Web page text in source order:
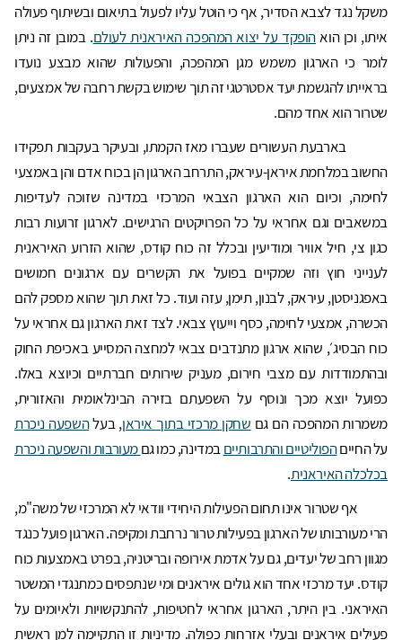
משקל נגד לצבא הסדיר, אף כי הוטל עליו לפעול בתיאום ובשיתוף פעולה
איתו, וכן הואהופקד על יצוא המהפכה האיראנית לעולם. במובן זה ניתן
לומר כי הארגון משמש מגן המהפכה, והפעולות שהוא מבצע נועדו
בראייתו להגשמת יעד אסטרטגי זה תוך שימוש בקשת רחבה של אמצעים,
שטרור הוא אחד מהם.
בארבעת העשורים שעברו מאז הקמתו, ובעיקר בעקבות תפקידו
החשוב במלחמת איראן-עיראק, התרחב הארגון הן בכוח אדם והן באמצעי
לחימה, וכיום הוא הארגון הצבאי המרכזי במדינה שזוכה לעדיפות
במשאבים וגם אחראי על כל הפרויקטים הרגישים. לארגון זרועות רבות
כגון צי, חיל אוויר ומודיעין ובכלל זה כוח קודס, שהוא הזרוע האיראנית
לענייני חוץ וזה שמקיים בפועל את הקשרים עם ארגונים חמושים
באפגניסטן, עיראק, לבנון, תימן, עזה ועוד. כל זאת תוך שהוא מספק להם
הכשרה, אמצעי לחימה, כסף וייעוץ צבאי. לצד זאת הארגון גם אחראי על
כוח הבסיג׳, שהוא ארגון מתנדבים צבאי למחצה המסייע באכיפת החוק
ובהתמודדות עם מצבי חירום, מעניק שירותים חברתיים וכיוצא באלו.
כפועל יוצא מכך ונוסף על השפעתם בזירה הבינלאומית והאזורית,
משמרות המהפכה הם גם שחקן מרכזי בתוך איראן, בעלהשפעה ניכרת
על החייםהפוליטיים והתרבותייםבמדינה, כמו גםמעורבות והשפעה ניכרת
בכלכלה האיראנית.
אף שטרור אינו תחום הפעילות היחידי וודאי לא המרכזי של משה"מ,
הרי מעורבותו של הארגון בפעילות טרור נרחבת ומקיפה. הארגון פועל כנגד
מגוון רחב של יעדים, גם על אדמת אירופה ובריטניה, בפרט באמצעות כוח
קודס. יעד מרכזי אחד הוא גולים איראנים ומי שנתפסים כמתנגדי המשטר
האיראני. בין היתר, הארגון אחראי לחטיפות, להתנקשויות ולאיומים על
פעילים איראנים ובעלי אזרחות כפולה. מדיניות זו התקיימה למן ראשית